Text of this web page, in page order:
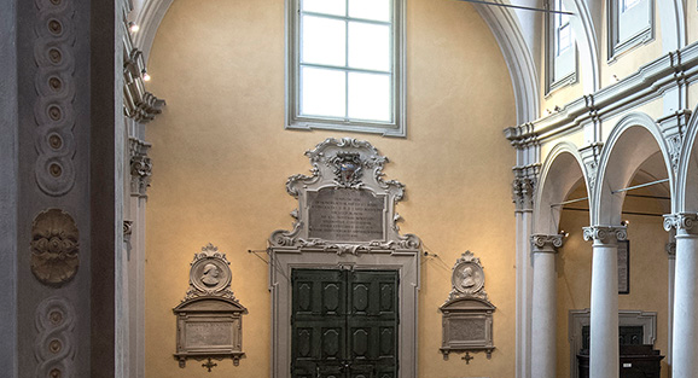
Sistema POSA PAVIMENTI E RIVESTIMENTI AQUAZIP®– IMPERMEABILIZZANTI